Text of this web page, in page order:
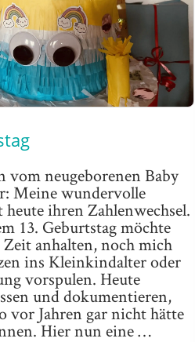
vom neugeborenen Baby
Meine wundervolle
ihren Zahlenwechsel.
13. Geburtstag möchte
anhalten, noch mich
ins Kleinkindalter oder
vorspulen. Heute
und dokumentieren,
vor Jahren gar nicht hätte
Hier nun eine …